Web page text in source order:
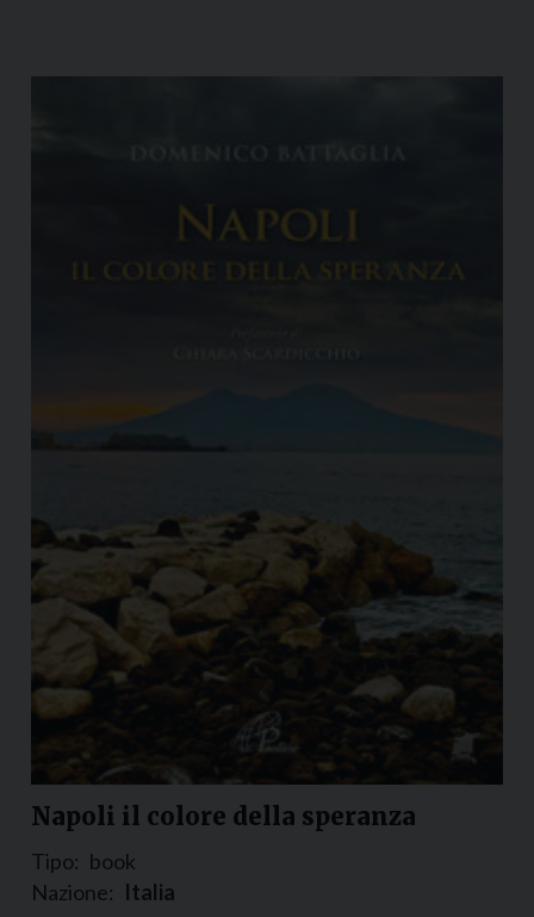
Napoli il colore della speranza
Tipo: book
Nazione: Italia